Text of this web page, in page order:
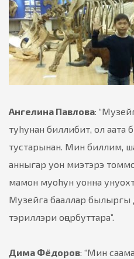
Ангелина Павлова:
туhунан биллибит, ол
тустарынан. Мин биллим,
анныгар уон миэтэрэ
мамон муоhун уонна
Музейга бааллар былыргы
тэриллэри оңорбуттара”.
Дима Фёдоров: “Мин